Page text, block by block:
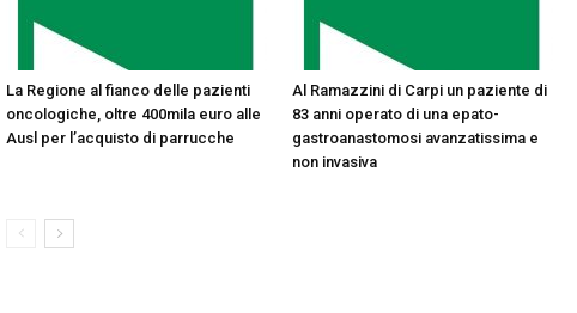
La Regione al fianco delle pazienti
oncologiche, oltre 400mila euro alle
Ausl per l’acquisto di parrucche
Al Ramazzini di Carpi un paziente di
83 anni operato di una epato-
gastroanastomosi avanzatissima e
non invasiva